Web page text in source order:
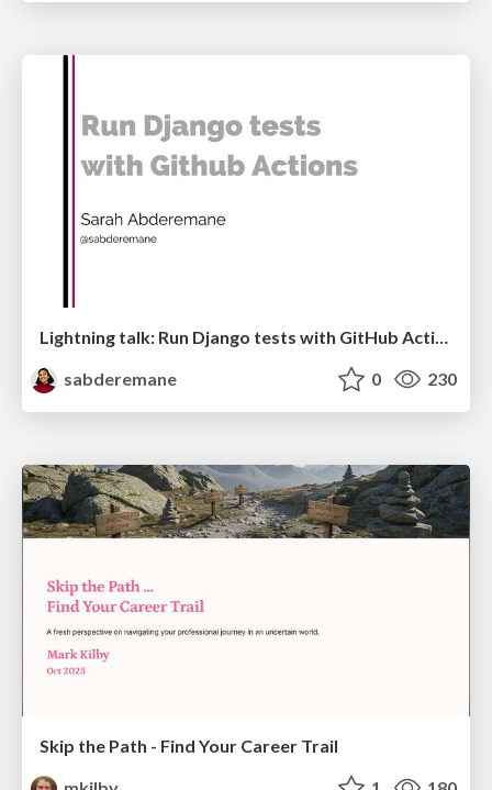
sabderemane
0 230
Skip the Path - Find Your Career Trail